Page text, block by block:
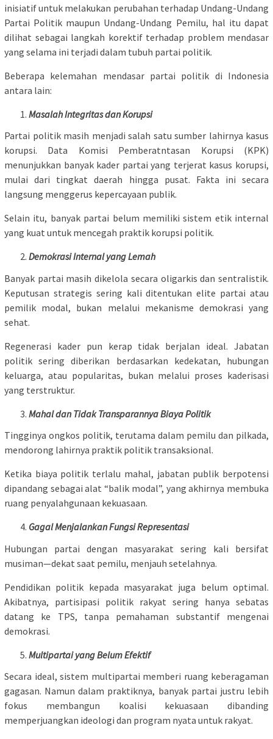
inisiatif untuk melakukan perubahan terhadap Undang-Undang
Partai Politik maupun Undang-Undang Pemilu, hal itu dapat
dilihat sebagai langkah korektif terhadap problem mendasar
yang selama ini terjadi dalam tubuh partai politik.
Beberapa kelemahan mendasar partai politik di Indonesia
antara lain:
Masalah Integritas dan Korupsi
Partai politik masih menjadi salah satu sumber lahirnya kasus
korupsi. Data Komisi Pemberatntasan Korupsi (KPK)
menunjukkan banyak kader partai yang terjerat kasus korupsi,
mulai dari tingkat daerah hingga pusat. Fakta ini secara
langsung menggerus kepercayaan publik.
Selain itu, banyak partai belum memiliki sistem etik internal
yang kuat untuk mencegah praktik korupsi politik.
Demokrasi Internal yang Lemah
Banyak partai masih dikelola secara oligarkis dan sentralistik.
Keputusan strategis sering kali ditentukan elite partai atau
pemilik modal, bukan melalui mekanisme demokrasi yang
sehat.
Regenerasi kader pun kerap tidak berjalan ideal. Jabatan
politik sering diberikan berdasarkan kedekatan, hubungan
keluarga, atau popularitas, bukan melalui proses kaderisasi
yang terstruktur.
Mahal dan Tidak Transparannya Biaya Politik
Tingginya ongkos politik, terutama dalam pemilu dan pilkada,
mendorong lahirnya praktik politik transaksional.
Ketika biaya politik terlalu mahal, jabatan publik berpotensi
dipandang sebagai alat “balik modal”, yang akhirnya membuka
ruang penyalahgunaan kekuasaan.
Gagal Menjalankan Fungsi Representasi
Hubungan partai dengan masyarakat sering kali bersifat
musiman—dekat saat pemilu, menjauh setelahnya.
Pendidikan politik kepada masyarakat juga belum optimal.
Akibatnya, partisipasi politik rakyat sering hanya sebatas
datang ke TPS, tanpa pemahaman substantif mengenai
demokrasi.
Multipartai yang Belum Efektif
Secara ideal, sistem multipartai memberi ruang keberagaman
gagasan. Namun dalam praktiknya, banyak partai justru lebih
fokus membangun koalisi kekuasaan dibanding
memperjuangkan ideologi dan program nyata untuk rakyat.